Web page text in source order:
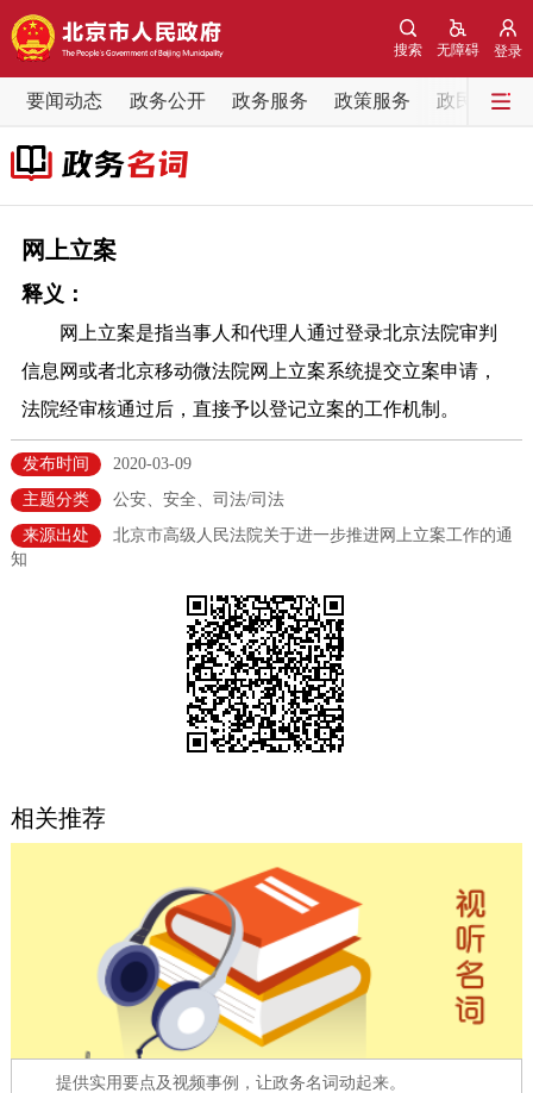
登录
无障碍
搜索
要闻动态 政务公开 政务服务 政策服务 政民互动
要闻动态
党中央精神
各区热点
政务公开
市领导 机构职能 政策服务
政策兑现 政策解读
法人服务
利企服务
中介服务
12345网上接诉即办 我要咨询 我要建议
在线访谈 图说互动
走进北京
网上立案
释义：
网上立案是指当事人和代理人通过登录北京法院审判
信息网或者北京移动微法院网上立案系统提交立案申请，
法院经审核通过后，直接予以登记立案的工作机制。
发布时间
2020-03-09
主题分类
公安、安全、司法/司法
来源出处
北京市高级人民法院关于进一步推进网上立案工作的通
知
相关推荐
提供实用要点及视频事例，让政务名词动起来。